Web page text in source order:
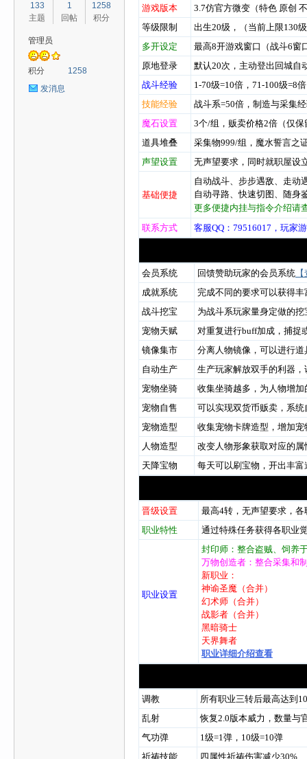
133
主题
1
回帖
1258
积分
管理员
积分
1258
发消息
游戏版本
3.7仿官方微变（特色 原创
等级限制
出生20级，（当前上限130
多开设定
最高8开游戏窗口（战斗6窗
原地登录
默认20次，主动登出回城自
战斗经验
1-70级=10倍，71-100级=8
技能经验
战斗系=50倍，制造与采集
魔石设置
3个/组，贩卖价格2倍（仅
道具堆叠
采集物999/组，魔水誓言之
声望设置
无声望要求，同时就职屋设
基础便捷
自动战斗、步步遇敌、走动
自动寻路、快速切图、随身
更多便捷内挂与指令介绍请
联系方式
客服QQ： 79516017，玩家
会员系统 回馈赞助玩家的会员系统
成就系统
完成不同的要求可以获得丰
战斗挖宝
为战斗系玩家量身定做的
宠物天赋
对重复进行buff加成，捕捉
镜像集市
分离人物镜像，可以进行
自动生产
生产玩家解放双手的利器
宠物坐骑
收集坐骑越多，为人物增加
宠物自售
可以实现双货币贩卖，系统
宠物造型
收集宠物卡牌造型，增加宠
人物造型
改变人物形象获取对应的属
天降宝物
每天可以刷宝物，开出丰富
晋级设置
最高4转，无
职业特性
通过特殊任务获得各职业
职业设置
封印师：整合盗贼、饲养
万物创造者：整合采集和
新职业：
神谕圣魔（合并）
幻术师（合并）
战影者（合并）
黑暗骑士
天界舞者
职业详细介绍查看
调教
所有职业三转后最高达到
乱射
恢复2.0版本威力，数量与
气功弹
1级=1弹，10级=10弹
祈祷技能
四属性祈祷伤害减少30%